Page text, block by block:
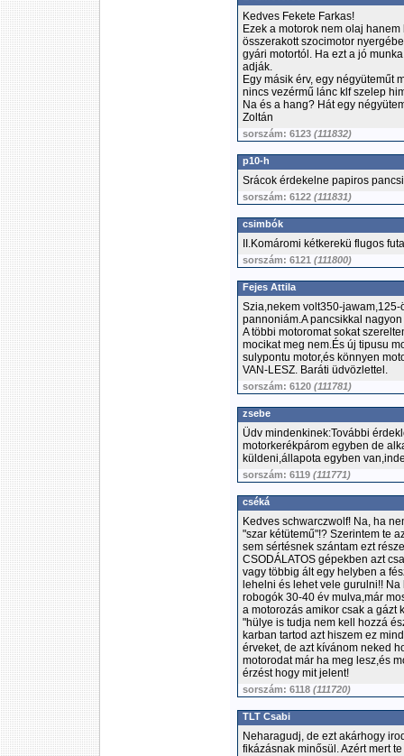
Kedves Fekete Farkas!
Ezek a motorok nem olaj
összerakott szocimotor
gyári motortól. Ha ezt a jó
adják.
Egy másik érv, egy négyüteműt
nincs vezérmű lánc klf szelep
Na és a hang? Hát egy
Zoltán
sorszám: 6123 (111832)
p10-h
Srácok érdekelne papiros
sorszám: 6122 (111831)
csimbók
II.Komáromi kétkerekü flugos
sorszám: 6121 (111800)
Fejes Attila
Szia,nekem volt350-
pannoniám.A pancsikkal
A többi motoromat sokat
mocikat meg nem.És új tipusu
sulypontu motor,és könnyen
VAN-LESZ. Baráti üdvözlettel.
sorszám: 6120 (111781)
zsebe
Üdv mindenkinek:További
motorkerékpárom egyben de
küldeni,állapota egyben
sorszám: 6119 (111771)
cséká
Kedves schwarczwolf! Na, ha
"szar kétütemű"!? Szerintem te
sem sértésnek szántam ezt
CSODÁLATOS gépekben azt
vagy többig ált egy helyben a
lehelni és lehet vele gurulni!!
robogók 30-40 év mulva,már
a motorozás amikor csak a gázt
"hülye is tudja nem kell hozzá
karban tartod azt hiszem ez
érveket, de azt kívánom neked
motorodat már ha meg lesz,és
érzést hogy mit jelent!
sorszám: 6118 (111720)
TLT Csabi
Neharagudj, de ezt akárhogy
fikázásnak minősül. Azért mert